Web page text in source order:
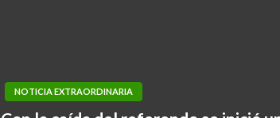
NOTICIA EXTRAORDINARIA